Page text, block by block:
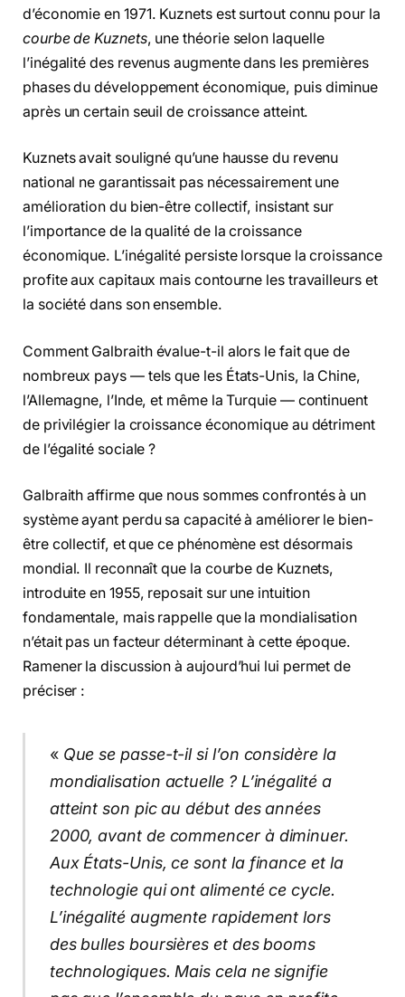
d’économie en 1971. Kuznets est surtout connu pour la
courbe de Kuznets, une théorie selon laquelle
l’inégalité des revenus augmente dans les premières
phases du développement économique, puis diminue
après un certain seuil de croissance atteint.
Kuznets avait souligné qu’une hausse du revenu
national ne garantissait pas nécessairement une
amélioration du bien-être collectif, insistant sur
l’importance de la qualité de la croissance
économique. L’inégalité persiste lorsque la croissance
profite aux capitaux mais contourne les travailleurs et
la société dans son ensemble.
Comment Galbraith évalue-t-il alors le fait que de
nombreux pays — tels que les États-Unis, la Chine,
l’Allemagne, l’Inde, et même la Turquie — continuent
de privilégier la croissance économique au détriment
de l’égalité sociale ?
Galbraith affirme que nous sommes confrontés à un
système ayant perdu sa capacité à améliorer le bien-
être collectif, et que ce phénomène est désormais
mondial. Il reconnaît que la courbe de Kuznets,
introduite en 1955, reposait sur une intuition
fondamentale, mais rappelle que la mondialisation
n’était pas un facteur déterminant à cette époque.
Ramener la discussion à aujourd’hui lui permet de
préciser :
« Que se passe-t-il si l’on considère la
mondialisation actuelle ? L’inégalité a
atteint son pic au début des années
2000, avant de commencer à diminuer.
Aux États-Unis, ce sont la finance et la
technologie qui ont alimenté ce cycle.
L’inégalité augmente rapidement lors
des bulles boursières et des booms
technologiques. Mais cela ne signifie